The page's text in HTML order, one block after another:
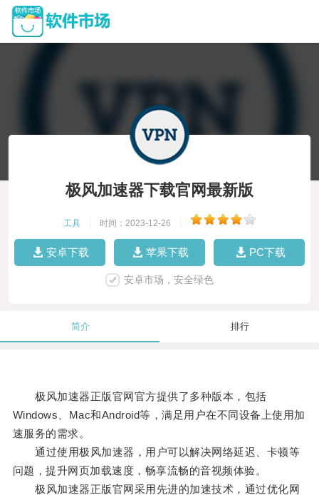
极风加速器下载官网最新版
工具 时间：2023-12-26
安卓下载 苹果下载 PC下载
安卓市场，安全绿色
简介 排行
极风加速器正版官网官方提供了多种版本，包括
Windows、Mac和Android等，满足用户在不同设备上使用加
速服务的需求。
通过使用极风加速器，用户可以解决网络延迟、卡顿等
问题，提升网页加载速度，畅享流畅的音视频体验。
极风加速器正版官网采用先进的加速技术，通过优化网